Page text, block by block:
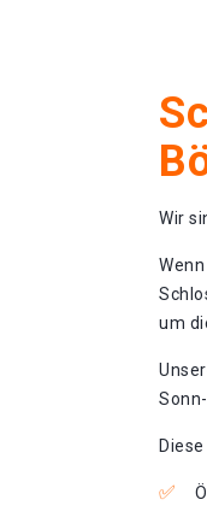
Wir
um